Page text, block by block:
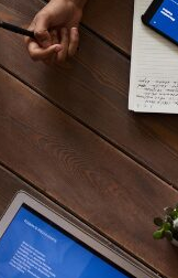
化でき
オプシ
ド、長
するこ
バイス
で届く